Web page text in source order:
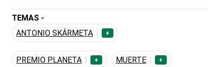
TEMAS -
ANTONIO SKÁRMETA
+
PREMIO PLANETA + MUERTE +